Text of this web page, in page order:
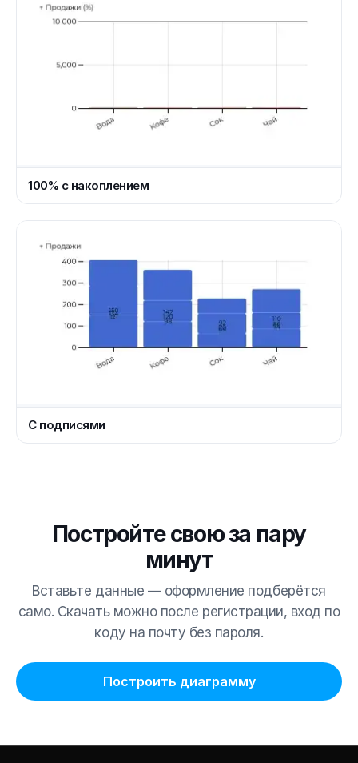
100% с накоплением
С подписями
Постройте свою за пару
минут
Вставьте данные — оформление подберётся
само. Скачать можно после регистрации, вход по
коду на почту без пароля.
Построить диаграмму